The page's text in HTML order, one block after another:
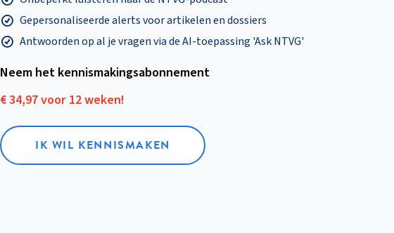
Gepersonaliseerde alerts voor artikelen en dossiers
Antwoorden op al je vragen via de AI-toepassing 'Ask NTVG'
Neem het kennismakings­abonnement
€ 34,97 voor 12 weken!
IK WIL KENNISMAKEN